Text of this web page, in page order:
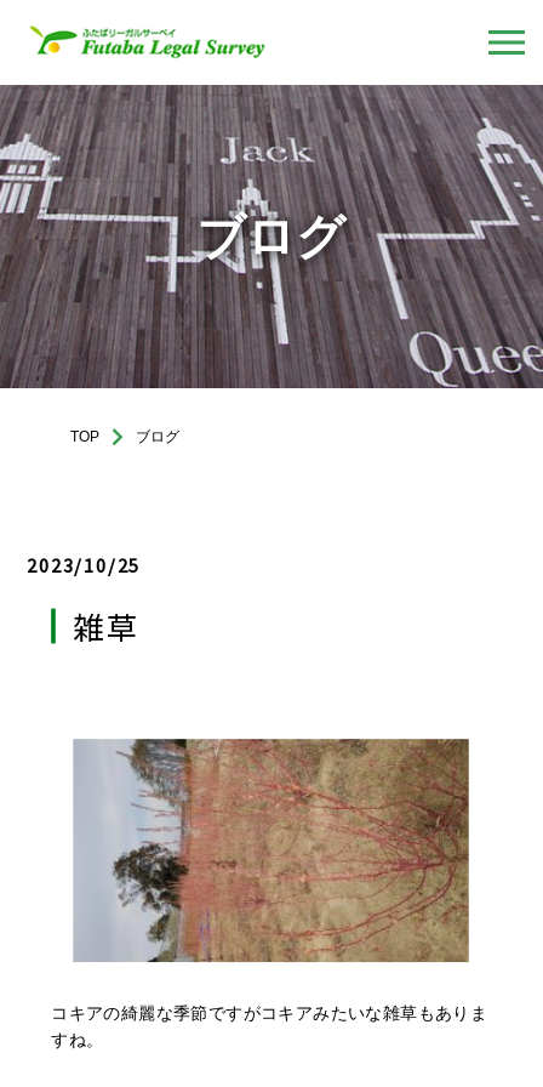
ブログ
TOP ブログ
2023/10/25
雑草
コキアの綺麗な季節ですがコキアみたいな雑草もありま
すね。